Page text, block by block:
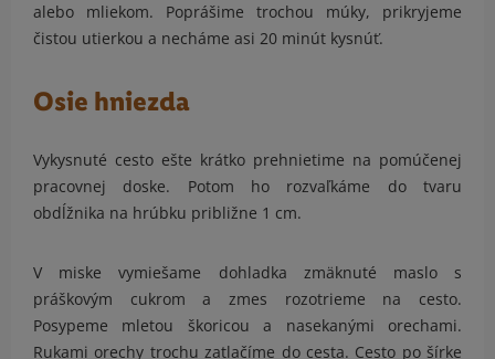
alebo mliekom. Poprášime trochou múky, prikryjeme
čistou utierkou a necháme asi 20 minút kysnúť.
Osie hniezda
Vykysnuté cesto ešte krátko prehnietime na pomúčenej
pracovnej doske. Potom ho rozvaľkáme do tvaru
obdĺžnika na hrúbku približne 1 cm.
V miske vymiešame dohladka zmäknuté maslo s
práškovým cukrom a zmes rozotrieme na cesto.
Posypeme mletou škoricou a nasekanými orechami.
Rukami orechy trochu zatlačíme do cesta. Cesto po šírke